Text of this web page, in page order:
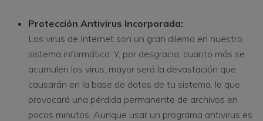
Protección Antivirus Incorporada:
Los virus de Internet son un gran dilema en nuestro
sistema informático. Y, por desgracia, cuanto más se
acumulen los virus, mayor será la devastación que
causarán en la base de datos de tu sistema, lo que
provocará una pérdida permanente de archivos en
pocos minutos. Aunque usar un programa antivirus es